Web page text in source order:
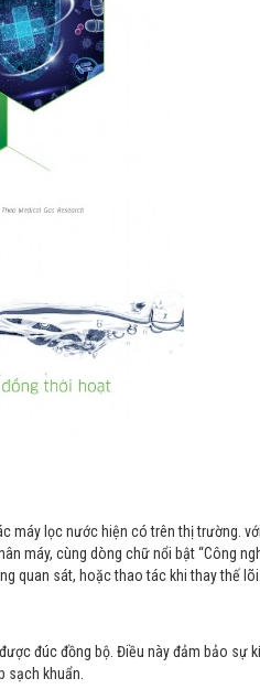
máy lọc nước hiện có trên thị trường.
máy, cùng dòng chữ nổi bật “Công
quan sát, hoặc thao tác khi thay thế lõi.
đúc đồng bộ. Điều này đảm bảo sự
sạch khuẩn.